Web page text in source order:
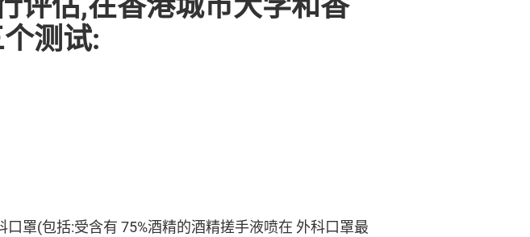
测试:
罩(包括:受含有 75%酒精的酒精搓手液喷在 外科口罩最